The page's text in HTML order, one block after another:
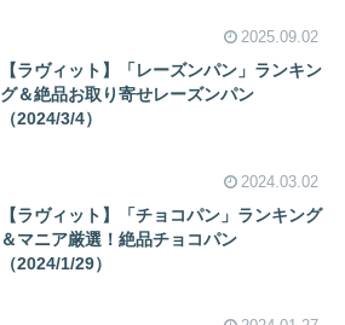
2025.09.02
【ラヴィット】「レーズンパン」ランキン
グ＆絶品お取り寄せレーズンパン
（2024/3/4）
2024.03.02
【ラヴィット】「チョコパン」ランキング
＆マニア厳選！絶品チョコパン
（2024/1/29）